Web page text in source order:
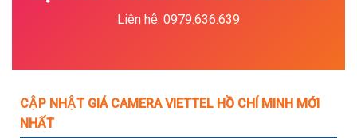
Liên hệ: 0979.636.639
CẬP NHẬT GIÁ CAMERA VIETTEL HỒ CHÍ MINH MỚI
NHẤT